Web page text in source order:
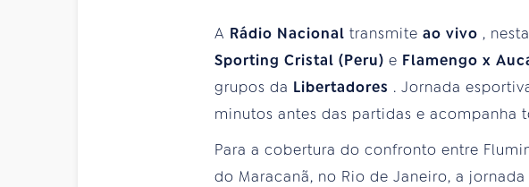
A Rádio Nacional transmite ao vivo ,
Sporting Cristal (Peru) e Flamengo x
grupos da Libertadores . Jornada
minutos antes das partidas e acompanha
Para a cobertura do confronto entre
do Maracanã, no Rio de Janeiro, a